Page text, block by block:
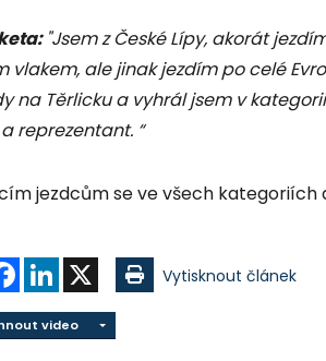
"Jsem z České Lípy, akorát
vlakem, ale jinak jezdím po celé
na Těrlicku a vyhrál jsem v
a reprezentant. “
jezdcům se ve všech kategoriích
FacebookLinkedIn Vytisknout článek
video